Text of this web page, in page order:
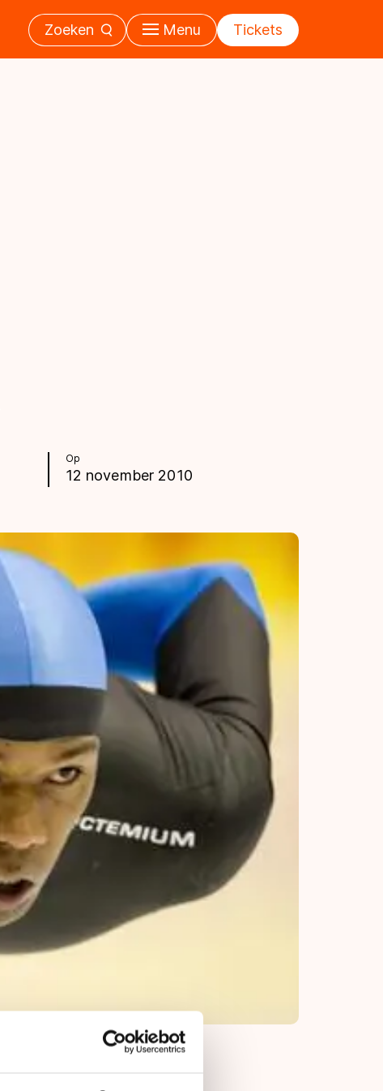
Zoeken Menu Tickets
Op
12 november 2010